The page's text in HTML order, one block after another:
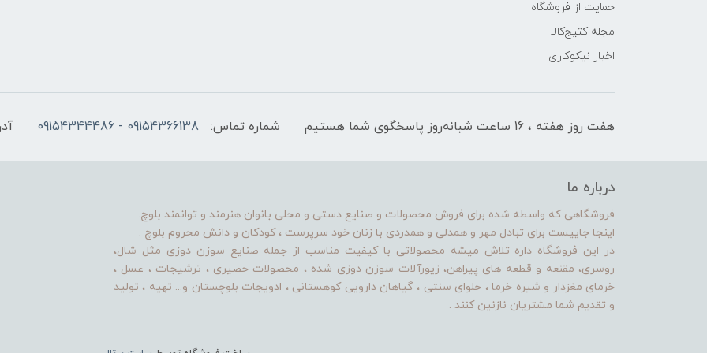
حمایت از فروشگاه
مجله کتیج‌کالا
اخبار نیکوکاری
هفت روز هفته ، 16 ساعت شبانه‌روز پاسخگوی شما هستیم شماره تماس: 09154366138 - 09154344486
درباره ما
فروشگاهی که واسطه شده برای فروش محصولات و صنایع دستی و محلی بانوان هنرمند و توانمند بلوچ.
اینجا جاییست برای تبادل مهر و همدلی و همدردی با زنان خود سرپرست ، کودکان و دانش محروم بلوچ .
در این فروشگاه داره تلاش میشه محصولاتی با کیفیت مناسب از جمله صنایع سوزن دوزی مثل شال،
روسری، مقنعه و قطعه های پیراهن، زیورآلات سوزن دوزی شده ، محصولات حصیری ، ترشیجات ، عسل ،
خرمای مغزدار و شیره خرما ، حلوای سنتی ، گیاهان دارویی کوهستانی ، ادویجات بلوچستان و... تهیه ، تولید
و تقدیم شما مشتریان نازنین کنند .